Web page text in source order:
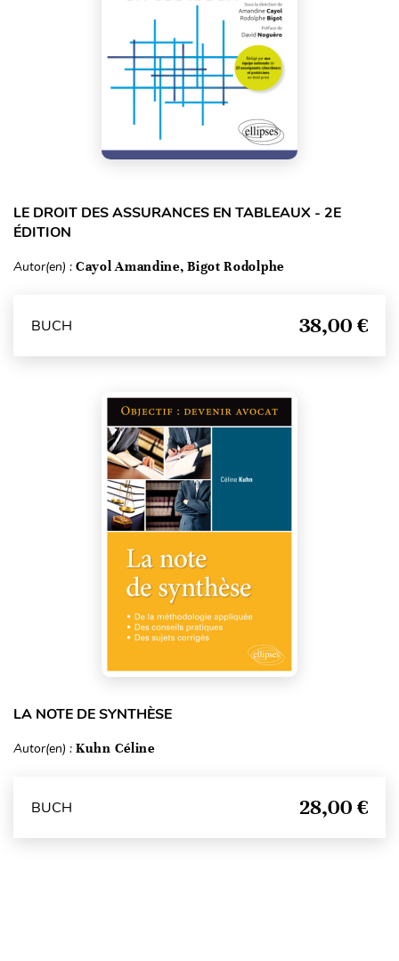
LE DROIT DES ASSURANCES EN TABLEAUX - 2E
ÉDITION
Autor(en) : Cayol Amandine, Bigot Rodolphe
BUCH 38,00 €
LA NOTE DE SYNTHÈSE
Autor(en) : Kuhn Céline
BUCH 28,00 €